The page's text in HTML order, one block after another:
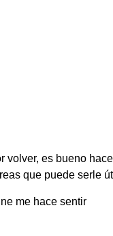
es bueno
que puede serle
me hace sentir